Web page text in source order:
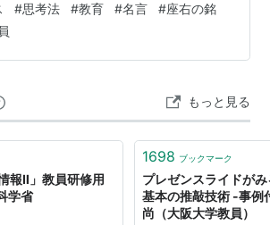
の行事、何をやろうか？』と問いかけ
い』『どうせ言っても変わらない』と
が出てきて、一向に前向きな議論が進
心がジワジワと削り取られるような虚
はありませんか？ 学校…
#思考法 #教育 #名言 #座右の銘
もっと見る
報Ⅱ」教員研修用
学省
1698 ブックマーク
プレゼンスライドが
基本の推敲技術 -事例
尚（大阪大学教員）